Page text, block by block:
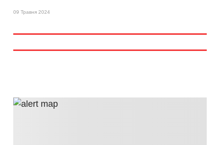
09 Травня 2024